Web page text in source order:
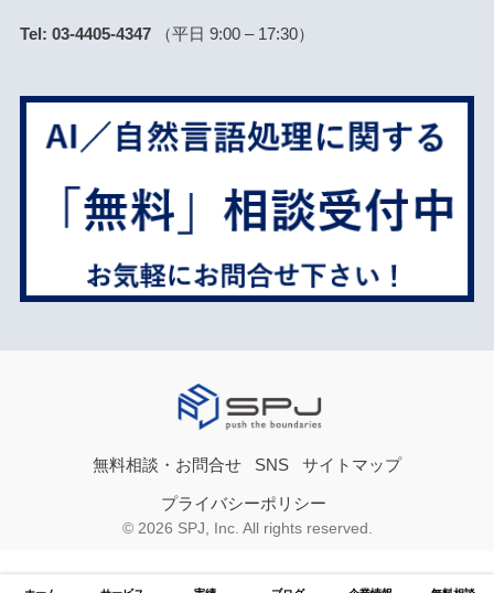
Tel: 03-4405-4347（平日 9:00 – 17:30）
無料相談・お問合せ SNS サイトマップ
プライバシーポリシー
© 2026 SPJ, Inc. All rights reserved.